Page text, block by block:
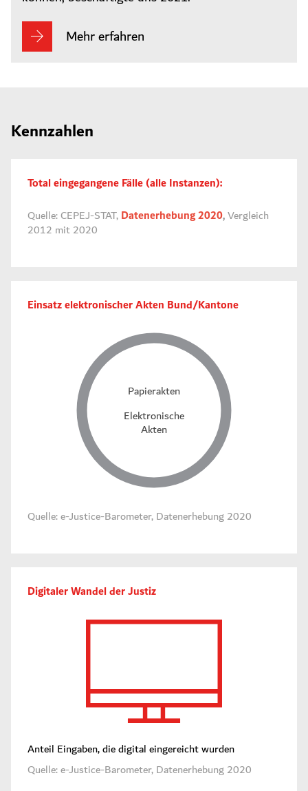
Mehr erfahren
Kennzahlen
Total eingegangene Fälle (alle Instanzen):
Quelle: CEPEJ-STAT,Datenerhebung 2020,Vergleich
2012 mit 2020
Einsatz elektronischer Akten Bund/Kantone
Papierakten
Elektronische
Akten
Quelle: e-Justice-Barometer, Datenerhebung 2020
Digitaler Wandel der Justiz
Anteil Eingaben, die digital eingereicht wurden
Quelle: e-Justice-Barometer, Datenerhebung 2020